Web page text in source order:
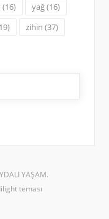
(16) yağ(16)
zihin (37)
YAŞAM.
teması